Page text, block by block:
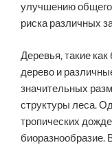
улучшению общего
риска различных
Деревья, такие
дерево и
значительных
структуры леса.
тропических
биоразнообразие.